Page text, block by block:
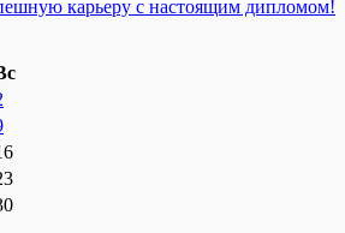
карьеру с настоящим дипломом!